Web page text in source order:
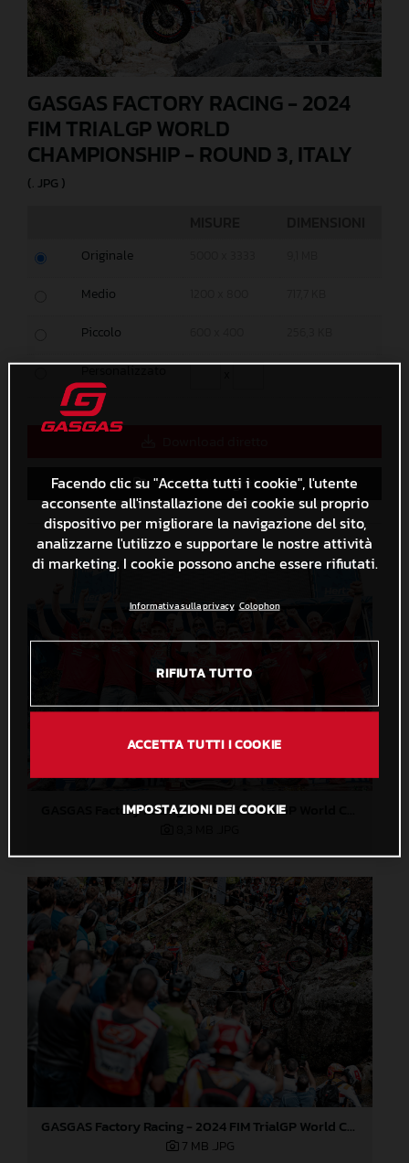
GASGAS FACTORY RACING - 2024
FIM TRIALGP WORLD
CHAMPIONSHIP - ROUND 3, ITALY
(. JPG )
Originale
Medio
Piccolo
Personalizzato
Salva nella Lightbox
GASGAS Factory Racing - 2024 FIM TrialGP World Championship - Round 3, Italy
7 MB .JPG
Facendo clic su "Accetta tutti i cookie", l'utente
acconsente all'installazione dei cookie sul proprio
dispositivo per migliorare la navigazione del sito,
analizzarne l'utilizzo e supportare le nostre attività
di marketing. I cookie possono anche essere rifiutati.
Informativa sulla privacy Colophon
RIFIUTA TUTTO
ACCETTA TUTTI I COOKIE
IMPOSTAZIONI DEI COOKIE